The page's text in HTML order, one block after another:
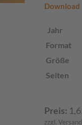
Download
Jahr
Format
Größe
Seiten
Preis:
zzgl.